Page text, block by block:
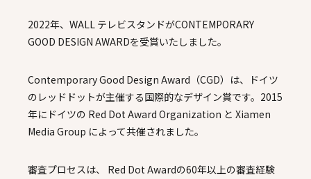
2022年、WALL テレビスタンドがCONTEMPORARY
GOOD DESIGN AWARDを受賞いたしました。
Contemporary Good Design Award（CGD）は、ドイツ
のレッドドットが主催する国際的なデザイン賞です。2015
年にドイツの Red Dot Award Organization と Xiamen
Media Group によって共催されました。
審査プロセスは、 Red Dot Awardの60年以上の審査経験